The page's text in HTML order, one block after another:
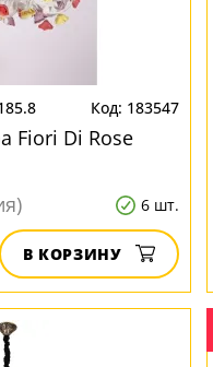
183547
Fiori Di Rose
6 шт.
В КОРЗИНУ